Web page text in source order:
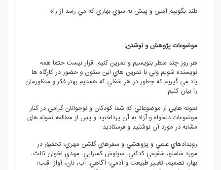
بلند بگوييم آمين و پيش به سوي بهاري که مي رسد از راه.
موضوعات پژوهش و نوشتن:
هر روز چند سطر بنويسيم و تمرين کنيم. قرار نيست حتما همه
نويسنده شويم ولي با تمرين هاي اين ستون و حضور در کارگاه ها
ياد مي گيريم که چطور در هر شغلي که هستيم بهتر فکر و منظورمان
را بيان کنيم.
نمونه هايي از موضوعاتي که شما کودکان و نوجوانان گرامي در کنار
موضوعات دلخواه و آزاد به آن پرداختيد و پس از مطالعه نمونه هاي
مشابه در مورد آن نوشتيد و فرستاديد:
رويدادهاي علمي و پژوهشي و سفرهاي گلشن مهري؛ تحقيق در
مورد شاملو، شفيعي کدکني، سياوش کسرايي، مهدي اخوان ثالث،
بهار، تصميم، تغيير طبيعت و آدمي؛ آگاهي. آب، نان، آواز. قلب؛